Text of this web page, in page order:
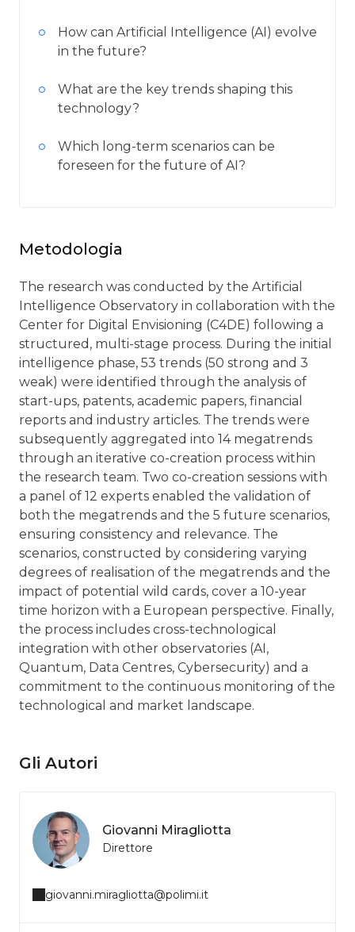
How can Artificial Intelligence (AI) evolve
in the future?
What are the key trends shaping this
technology?
Which long-term scenarios can be
foreseen for the future of AI?
Metodologia
The research was conducted by the Artificial
Intelligence Observatory in collaboration with the
Center for Digital Envisioning (C4DE) following a
structured, multi-stage process. During the initial
intelligence phase, 53 trends (50 strong and 3
weak) were identified through the analysis of
start-ups, patents, academic papers, financial
reports and industry articles. The trends were
subsequently aggregated into 14 megatrends
through an iterative co-creation process within
the research team. Two co-creation sessions with
a panel of 12 experts enabled the validation of
both the megatrends and the 5 future scenarios,
ensuring consistency and relevance. The
scenarios, constructed by considering varying
degrees of realisation of the megatrends and the
impact of potential wild cards, cover a 10-year
time horizon with a European perspective. Finally,
the process includes cross-technological
integration with other observatories (AI,
Quantum, Data Centres, Cybersecurity) and a
commitment to the continuous monitoring of the
technological and market landscape.
Gli Autori
Giovanni Miragliotta
Direttore
giovanni.miragliotta@polimi.it